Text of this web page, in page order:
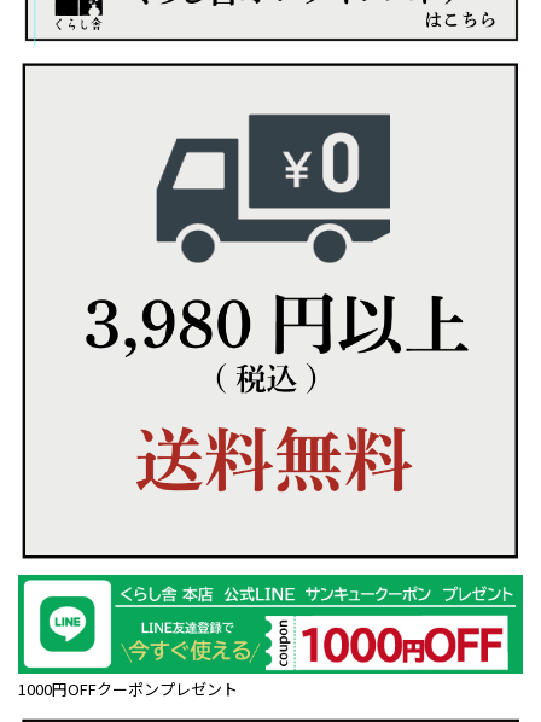
1000円OFFクーポンプレゼント